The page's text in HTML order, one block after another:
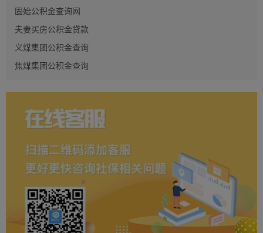
固始公积金查询网
夫妻买房公积金贷款
义煤集团公积金查询
焦煤集团公积金查询